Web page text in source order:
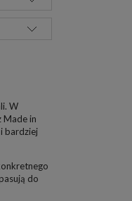
W
Made in
bardziej
do